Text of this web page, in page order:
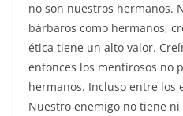
no son nuestros hermanos.
bárbaros como hermanos,
ética tiene un alto valor.
entonces los mentirosos no
hermanos. Incluso entre los
Nuestro enemigo no tiene ni